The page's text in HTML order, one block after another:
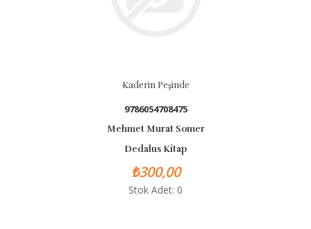
Mehmet Murat Somer